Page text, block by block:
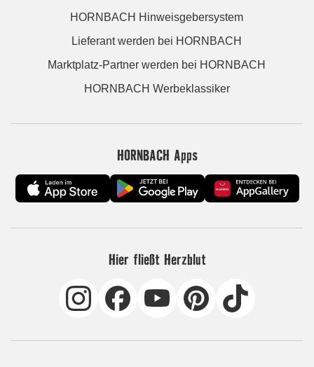
HORNBACH Hinweisgebersystem
Lieferant werden bei HORNBACH
Marktplatz-Partner werden bei HORNBACH
HORNBACH Werbeklassiker
HORNBACH Apps
Hier fließt Herzblut